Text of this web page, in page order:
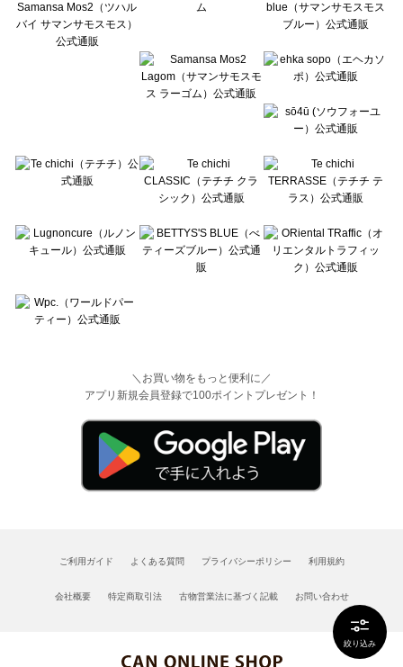
絞り込み
BETTY'S BLUE（べティーズブルー）のレッグウェア一覧
Wpc.（ワールドパーティー）のレッグウェア一覧
＼お買い物をもっと便利に／
アプリ新規会員登録で100ポイントプレゼント！
ご利用ガイド よくある質問 プライバシーポリシー 利用規約
会社概要 特定商取引法 古物営業法に基づく記載 お問い合わせ